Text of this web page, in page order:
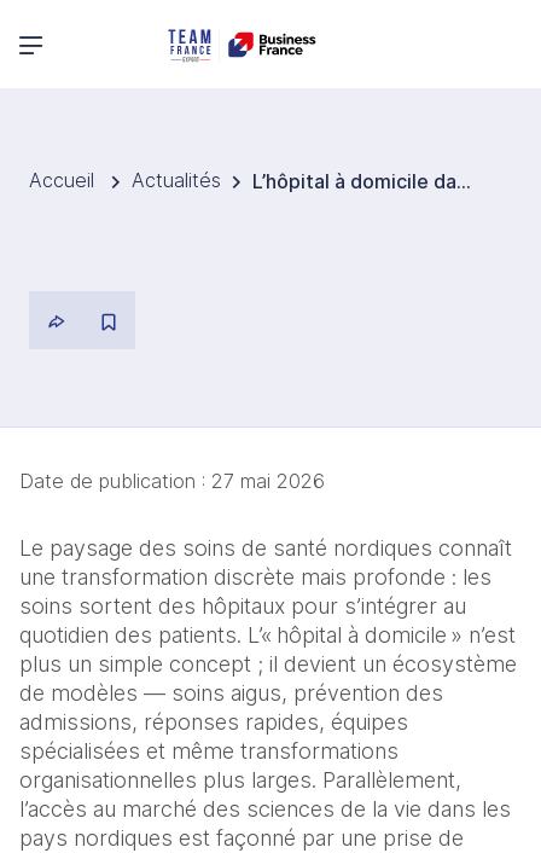
Menu principal
Accueil Actualités L’hôpital à domicile dans les pays nordiques : innovation des modèles de soins et implications pour l’accès au marché des sciences de la vie
Date de publication : 27 mai 2026
Le paysage des soins de santé nordiques connaît
une transformation discrète mais profonde : les
soins sortent des hôpitaux pour s’intégrer au
quotidien des patients. L’« hôpital à domicile » n’est
plus un simple concept ; il devient un écosystème
de modèles — soins aigus, prévention des
admissions, réponses rapides, équipes
spécialisées et même transformations
organisationnelles plus larges. Parallèlement,
l’accès au marché des sciences de la vie dans les
pays nordiques est façonné par une prise de